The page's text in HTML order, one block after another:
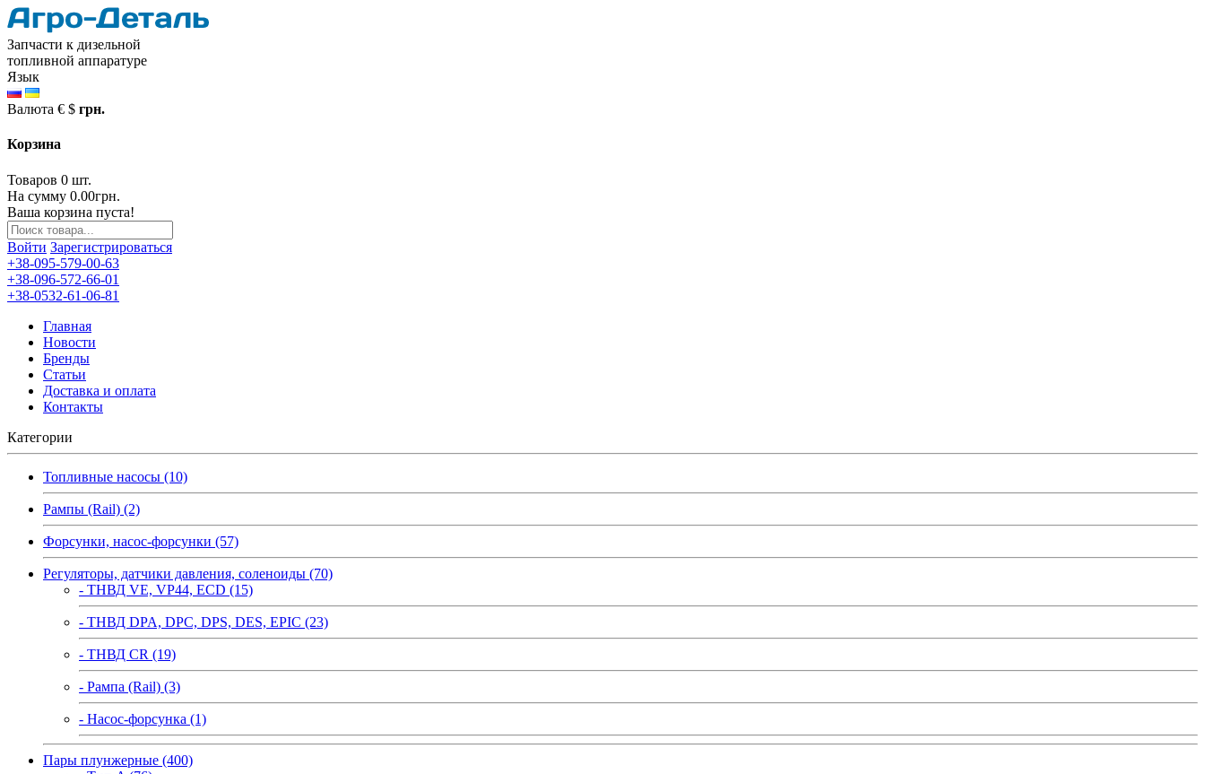
Запчасти к дизельной
топливной аппаратуре
Язык
Валюта € $ грн.
Корзина
Товаров 0 шт.
На сумму 0.00грн.
Ваша корзина пуста!
Войти Зарегистрироваться
+38-095-579-00-63
+38-096-572-66-01
+38-0532-61-06-81
Главная
Новости
Бренды
Статьи
Доставка и оплата
Контакты
Категории
Топливные насосы (10)
Рампы (Rail) (2)
Форсунки, насос-форсунки (57)
Регуляторы, датчики давления, соленоиды (70)
- ТНВД VE, VP44, ECD (15)
- ТНВД DPA, DPC, DPS, DES, EPIC (23)
- ТНВД CR (19)
- Рампа (Rail) (3)
- Насос-форсунка (1)
Пары плунжерные (400)